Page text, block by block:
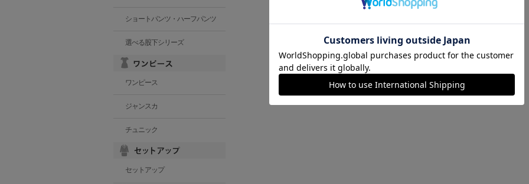
ショートパンツ・ハーフパンツ
選べる股下シリーズ
ワンピース
ジャンスカ
チュニック
セットアップ